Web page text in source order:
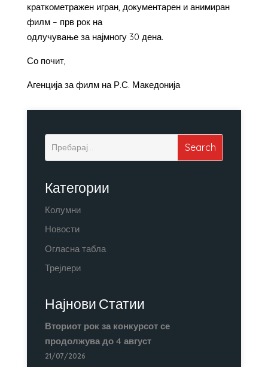
краткометражен игран, документарен и анимиран
филм – прв рок на
одлучување за најмногу 30 дена.
Со почит,
Агенција за филм на Р.С. Македонија
Категории
Колумни
Новости
Огласна табла
Трејлери
Најнови Статии
Вториот рок за конкурсот се
продолжува до 4 август
21/07/2026